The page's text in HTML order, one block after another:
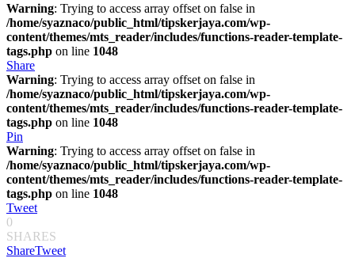
Warning: Trying to access array offset on false in
/home/syaznaco/public_html/tipskerjaya.com/wp-
content/themes/mts_reader/includes/functions-reader-template-
tags.php on line 1048
Share
Warning: Trying to access array offset on false in
/home/syaznaco/public_html/tipskerjaya.com/wp-
content/themes/mts_reader/includes/functions-reader-template-
tags.php on line 1048
Pin
Warning: Trying to access array offset on false in
/home/syaznaco/public_html/tipskerjaya.com/wp-
content/themes/mts_reader/includes/functions-reader-template-
tags.php on line 1048
Tweet
0
SHARES
ShareTweet